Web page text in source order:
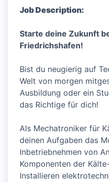
Job Description:
Starte deine Zukunft
Friedrichshafen!
Bist du neugierig auf
Welt von morgen
Ausbildung oder ein
das Richtige für dich!
Als Mechatroniker für
deinen Aufgaben das
Inbetriebnehmen von
Komponenten der
Installieren